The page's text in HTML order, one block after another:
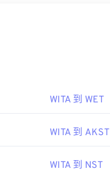
WITA 到 WET
WITA 到 AKST
WITA 到 NST